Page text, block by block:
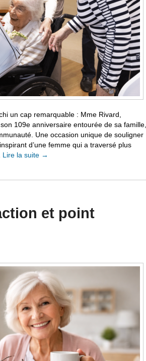
un cap remarquable : Mme Rivard,
109e anniversaire entourée de sa famille,
Une occasion unique de souligner
d’une femme qui a traversé plus
Lire la suite →
et point